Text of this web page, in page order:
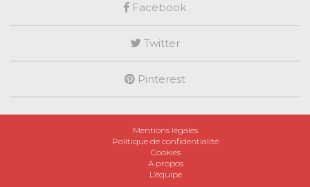
Facebook
Twitter
Pinterest
Mentions légales
Politique de confidentialité
Cookies
A propos
L’équipe